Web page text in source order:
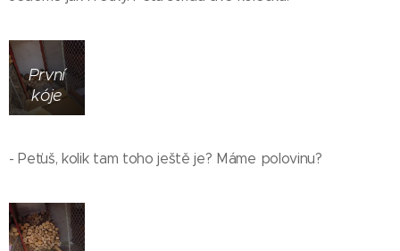
První
kóje
- Peťuš, kolik tam toho ještě je? Máme polovinu?